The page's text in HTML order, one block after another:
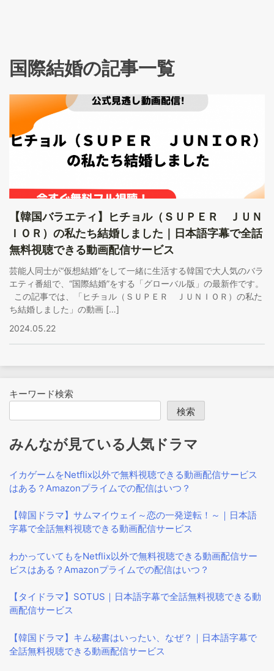
国際結婚の記事一覧
【韓国バラエティ】ヒチョル（ＳＵＰＥＲ ＪＵＮ
ＩＯＲ）の私たち結婚しました｜日本語字幕で全話
無料視聴できる動画配信サービス
芸能人同士が“仮想結婚”をして一緒に生活する韓国で大人気のバラ
エティ番組で、“国際結婚”をする「グローバル版」の最新作です。
この記事では、「ヒチョル（ＳＵＰＥＲ ＪＵＮＩＯＲ）の私た
ち結婚しました」の動画 […]
2024.05.22
キーワード検索
検索
みんなが見ている人気ドラマ
イカゲームをNetflix以外で無料視聴できる動画配信サービス
はある？Amazonプライムでの配信はいつ？
【韓国ドラマ】サムマイウェイ～恋の一発逆転！～｜日本語
字幕で全話無料視聴できる動画配信サービス
わかっていてもをNetflix以外で無料視聴できる動画配信サー
ビスはある？Amazonプライムでの配信はいつ？
【タイドラマ】SOTUS｜日本語字幕で全話無料視聴できる動
画配信サービス
【韓国ドラマ】キム秘書はいったい、なぜ？｜日本語字幕で
全話無料視聴できる動画配信サービス